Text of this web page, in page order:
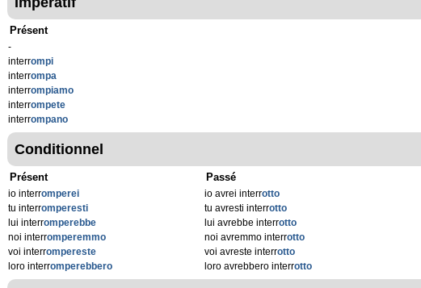
Présent
-
interrompi
interrompa
interrompiamo
interrompete
interrompano
Conditionnel
Présent
io interromperei
tu interromperesti
lui interromperebbe
noi interromperemmo
voi interrompereste
loro interromperebbero
Passé
io avrei interrotto
tu avresti interrotto
lui avrebbe interrotto
noi avremmo interrotto
voi avreste interrotto
loro avrebbero interrotto